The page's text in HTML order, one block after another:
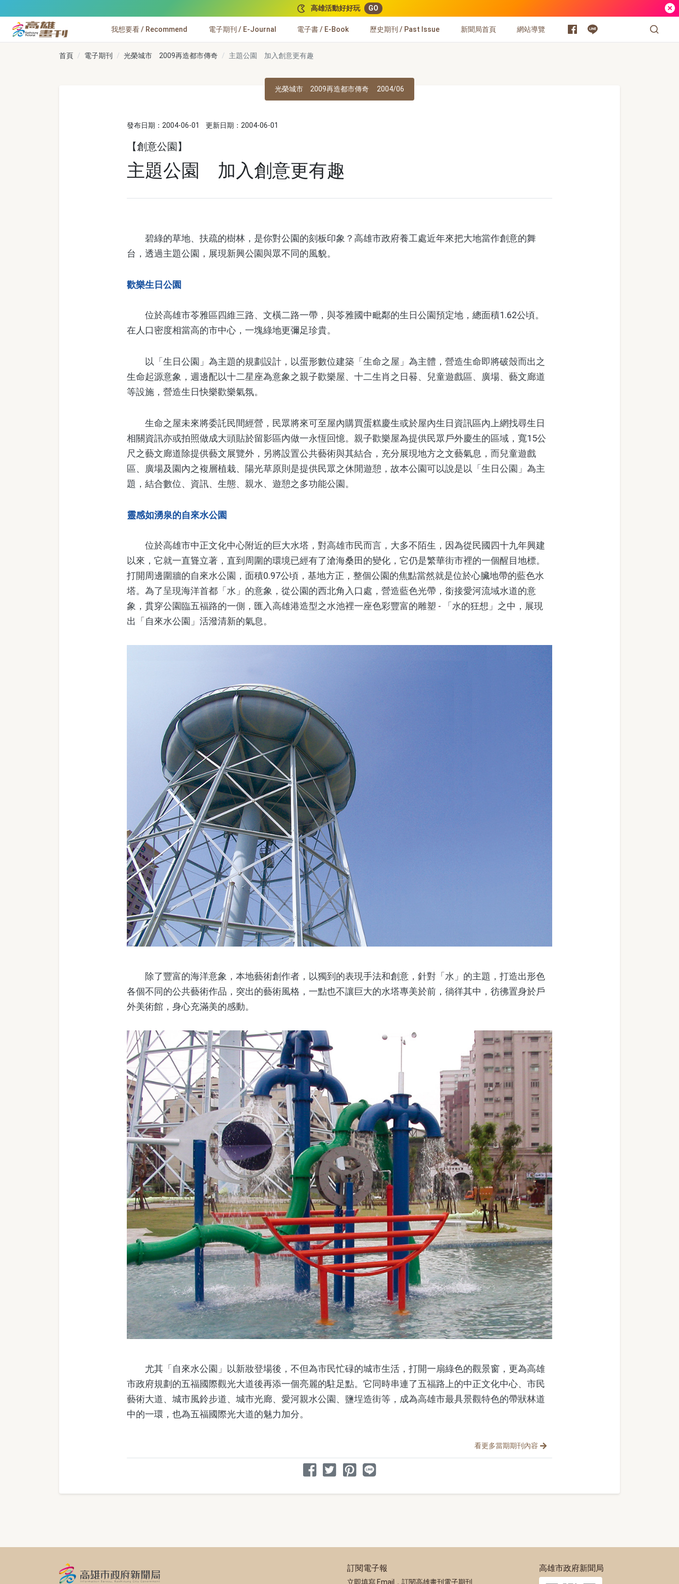
高雄活動好好玩 GO
高雄畫刊
我想要看 / Recommend 電子期刊 / E-Journal 電子書 / E-Book 歷史期刊 / Past Issue 新聞局首頁 網站導覽
首頁 電子期刊 光榮城市 2009再造都市傳奇 主題公園 加入創意更有趣
光榮城市 2009再造都市傳奇 2004/06
發布日期：2004-06-01 更新日期：2004-06-01
【創意公園】
主題公園 加入創意更有趣
碧綠的草地、扶疏的樹林，是你對公園的刻板印象？高雄市政府養工處近年來把大地當作創意的舞
台，透過主題公園，展現新興公園與眾不同的風貌。
歡樂生日公園
位於高雄市苓雅區四維三路、文橫二路一帶，與苓雅國中毗鄰的生日公園預定地，總面積1.62公頃。
在人口密度相當高的市中心，一塊綠地更彌足珍貴。
以「生日公園」為主題的規劃設計，以蛋形數位建築「生命之屋」為主體，營造生命即將破殼而出之
生命起源意象，週邊配以十二星座為意象之親子歡樂屋、十二生肖之日晷、兒童遊戲區、廣場、藝文廊道
等設施，營造生日快樂歡樂氣氛。
生命之屋未來將委託民間經營，民眾將來可至屋內購買蛋糕慶生或於屋內生日資訊區內上網找尋生日
相關資訊亦或拍照做成大頭貼於留影區內做一永恆回憶。親子歡樂屋為提供民眾戶外慶生的區域，寬15公
尺之藝文廊道除提供藝文展覽外，另將設置公共藝術與其結合，充分展現地方之文藝氣息，而兒童遊戲
區、廣場及園內之複層植栽、陽光草原則是提供民眾之休閒遊憩，故本公園可以說是以「生日公園」為主
題，結合數位、資訊、生態、親水、遊憩之多功能公園。
靈感如湧泉的自來水公園
位於高雄市中正文化中心附近的巨大水塔，對高雄市民而言，大多不陌生，因為從民國四十九年興建
以來，它就一直聳立著，直到周圍的環境已經有了滄海桑田的變化，它仍是繁華街市裡的一個醒目地標。
打開周邊圍牆的自來水公園，面積0.97公頃，基地方正，整個公園的焦點當然就是位於心臟地帶的藍色水
塔。為了呈現海洋首都「水」的意象，從公園的西北角入口處，營造藍色光帶，銜接愛河流域水道的意
象，貫穿公園臨五福路的一側，匯入高雄港造型之水池裡一座色彩豐富的雕塑 - 「水的狂想」之中，展現
出「自來水公園」活潑清新的氣息。
除了豐富的海洋意象，本地藝術創作者，以獨到的表現手法和創意，針對「水」的主題，打造出形色
各個不同的公共藝術作品，突出的藝術風格，一點也不讓巨大的水塔專美於前，徜徉其中，彷彿置身於戶
外美術館，身心充滿美的感動。
尤其「自來水公園」以新妝登場後，不但為市民忙碌的城市生活，打開一扇綠色的觀景窗，更為高雄
市政府規劃的五福國際觀光大道後再添一個亮麗的駐足點。它同時串連了五福路上的中正文化中心、市民
藝術大道、城市風鈴步道、城市光廊、愛河親水公園、鹽埕造街等，成為高雄市最具景觀特色的帶狀林道
中的一環，也為五福國際光大道的魅力加分。
看更多當期期刊內容
分享到 Facebook
分享到 Twitter
分享到 Pinterest
分享到 Line
訂閱電子報
立即填寫 Email，訂閱高雄畫刊電子期刊
高雄市政府新聞局